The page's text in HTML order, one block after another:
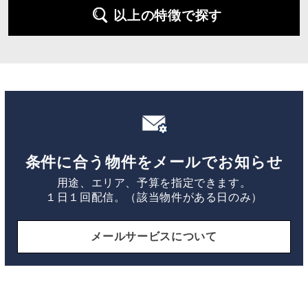
以上の特徴で探す
条件に合う物件をメールでお知らせ
用途、エリア、予算を指定できます。
１日１回配信。（該当物件がある日のみ）
メールサービスについて